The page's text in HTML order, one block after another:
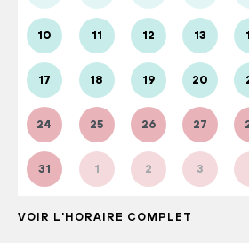
10 11 12 13
17 18 19 20
24 25 26 27
31 1 2 3
VOIR L'HORAIRE COMPLET